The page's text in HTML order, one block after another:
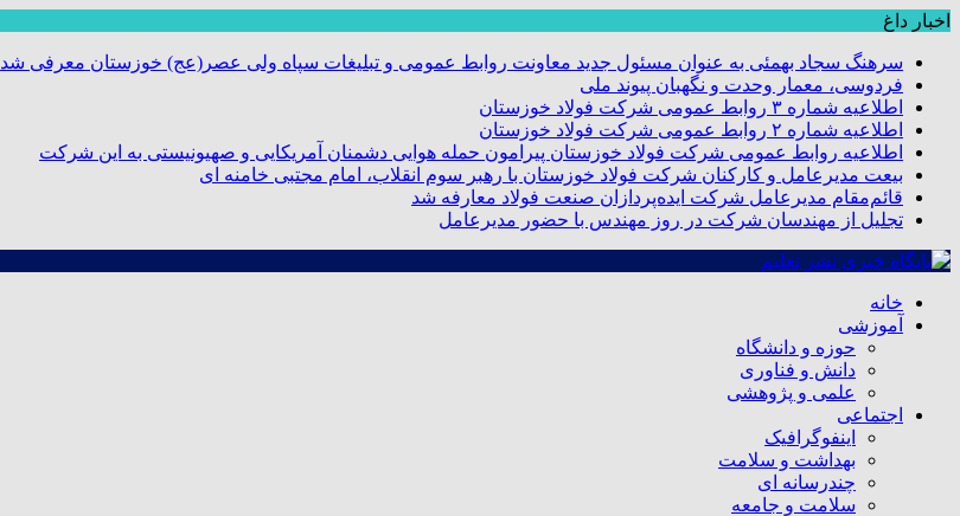
اخبار داغ
سرهنگ سجاد بهمئی به عنوان مسئول جدید معاونت روابط عمومی و تبلیغات سپاه ولی عصر(عج) خوزستان معرفی شد
فردوسی، معمار وحدت و نگهبان پیوند ملی
اطلاعیه شماره ۳ روابط عمومی شرکت فولاد خوزستان
اطلاعیه شماره ۲ روابط عمومی شرکت فولاد خوزستان
اطلاعیه روابط عمومی شرکت فولاد خوزستان پیرامون حمله هوایی دشمنان آمریکایی و صهیونیستی به این شرکت
بیعت مدیرعامل و کارکنان شرکت فولاد خوزستان با رهبر سوم انقلاب، امام مجتبی خامنه ای
قائم‌مقام مدیرعامل شرکت ایده‌پردازان صنعت فولاد معارفه شد
تجلیل از مهندسان شرکت در روز مهندس با حضور مدیرعامل
خانه
آموزشی
حوزه و دانشگاه
دانش و فناوری
علمی و پژوهشی
اجتماعی
اینفوگرافیک
بهداشت و سلامت
چندرسانه ای
سلامت و جامعه